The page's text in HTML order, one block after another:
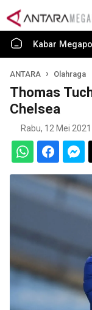
Kabar
ANTARA Olahraga
Thomas
Chelsea
Rabu, 12 Mei